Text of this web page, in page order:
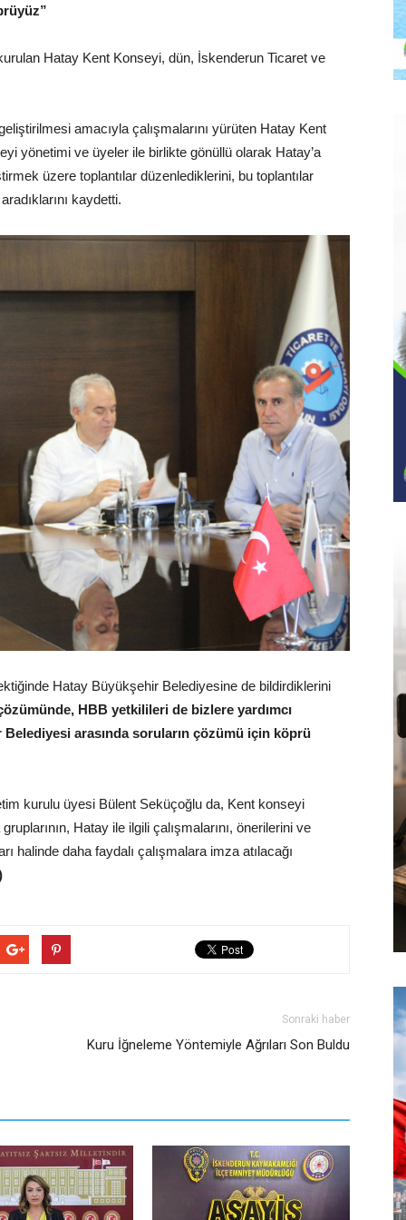
Hatay Kent Konseyi, dün, İskenderun Ticaret ve
amacıyla çalışmalarını yürüten Hatay Kent
yönetimi ve üyeler ile birlikte gönüllü olarak Hatay’a
üzere toplantılar düzenlediklerini, bu toplantılar
kaydetti.
Hatay Büyükşehir Belediyesine de bildirdiklerini
HBB yetkilileri de bizlere yardımcı
arasında soruların çözümü için köprü
kurulu üyesi Bülent Seküçoğlu da, Kent konseyi
Hatay ile ilgili çalışmalarını, önerilerini ve
halinde daha faydalı çalışmalara imza atılacağı
Sonraki haber
Kuru İğneleme Yöntemiyle Ağrıları Son Buldu